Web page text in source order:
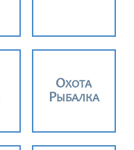
ОХОТА
РЫБАЛКА